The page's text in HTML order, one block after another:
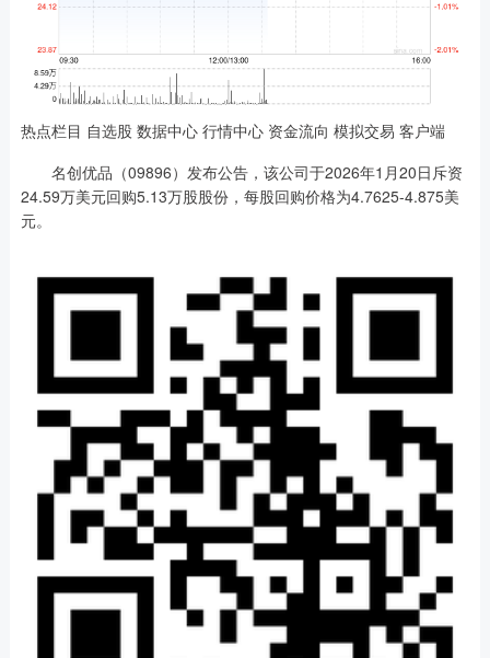
热点栏目 自选股 数据中心 行情中心 资金流向 模拟交易 客户端
名创优品（09896）发布公告，该公司于2026年1月20日斥资
24.59万美元回购5.13万股股份，每股回购价格为4.7625-4.875美
元。